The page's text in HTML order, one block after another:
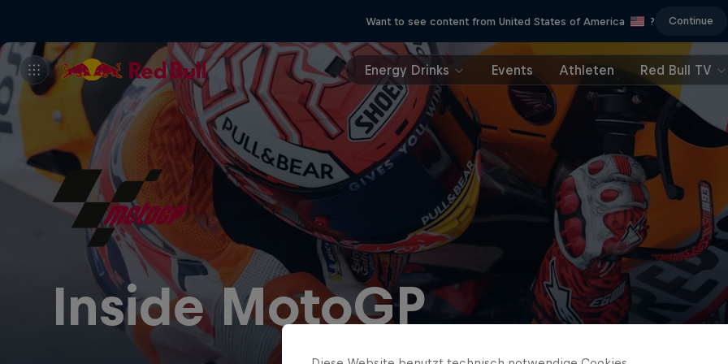
Want to see content from United States of America ? Continue
Energy Drinks Events Athleten Red Bull TV
Inside MotoGP